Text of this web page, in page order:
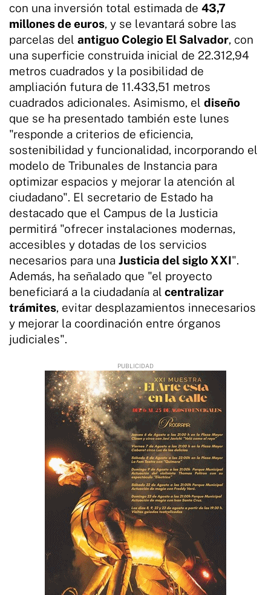
con una inversión total estimada de 43,7
millones de euros, y se levantará sobre las
parcelas del antiguo Colegio El Salvador, con
una superficie construida inicial de 22.312,94
metros cuadrados y la posibilidad de
ampliación futura de 11.433,51 metros
cuadrados adicionales. Asimismo, el diseño
que se ha presentado también este lunes
"responde a criterios de eficiencia,
sostenibilidad y funcionalidad, incorporando el
modelo de Tribunales de Instancia para
optimizar espacios y mejorar la atención al
ciudadano". El secretario de Estado ha
destacado que el Campus de la Justicia
permitirá "ofrecer instalaciones modernas,
accesibles y dotadas de los servicios
necesarios para una Justicia del siglo XXI".
Además, ha señalado que "el proyecto
beneficiará a la ciudadanía al centralizar
trámites, evitar desplazamientos innecesarios
y mejorar la coordinación entre órganos
judiciales".